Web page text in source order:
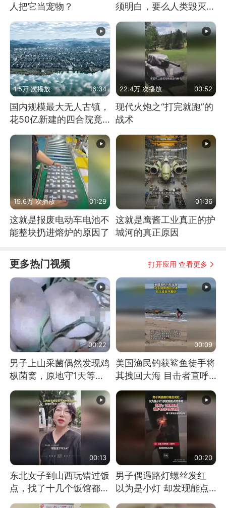
人把它当宠物？
须明白，要么人类毁灭，
要么俄毁灭
1.5万 次播放 16:34
国内规模最大无人古镇，
花50亿新建的四合院竟
22.4万 次播放 00:52
现代火炮之“打完就跑”的
战术
19.6万 次播放 01:29
这就是报废电动车电池不
能整块扔进熔炉的原因了
01:36
这就是鹰酱工业真正的护
城河的真正原因
更多热门视频 打开应用 查看更多
00:22
男子上山采菌偶然发现鸡
枞菌窝，原地守1天等它
长大：挖了140多朵
00:09
美国渔民钓获鲨鱼徒手将
其拽回大海 目击者直呼
震惊 （视频来源：参考
消息）
00:13
东北女子到山西玩错过饭
点，找了十几个饭馆都没
开门：午休到几点
00:20
男子偶遇路灯螺丝发红
以为是小灯 却发现能点
燃香烟 当事人：已报警